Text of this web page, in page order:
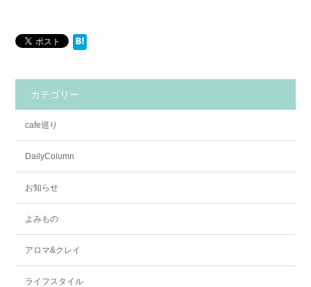
カテゴリー
cafe巡り
DailyColumn
お知らせ
よみもの
アロマ&クレイ
ライフスタイル